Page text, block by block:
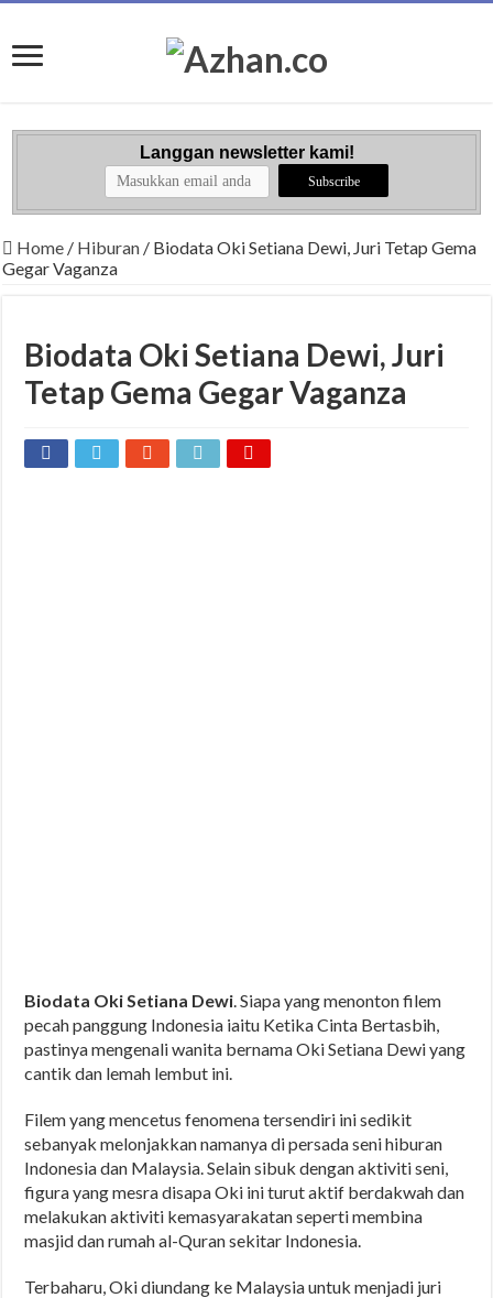
Langgan newsletter kami!
Home / Hiburan / Biodata Oki Setiana Dewi, Juri Tetap Gema
Gegar Vaganza
Biodata Oki Setiana Dewi, Juri
Tetap Gema Gegar Vaganza
Biodata Oki Setiana Dewi . Siapa yang menonton filem
pecah panggung Indonesia iaitu Ketika Cinta Bertasbih,
pastinya mengenali wanita bernama Oki Setiana Dewi yang
cantik dan lemah lembut ini.
Filem yang mencetus fenomena tersendiri ini sedikit
sebanyak melonjakkan namanya di persada seni hiburan
Indonesia dan Malaysia. Selain sibuk dengan aktiviti seni,
figura yang mesra disapa Oki ini turut aktif berdakwah dan
melakukan aktiviti kemasyarakatan seperti membina
masjid dan rumah al-Quran sekitar Indonesia.
Terbaharu, Oki diundang ke Malaysia untuk menjadi juri